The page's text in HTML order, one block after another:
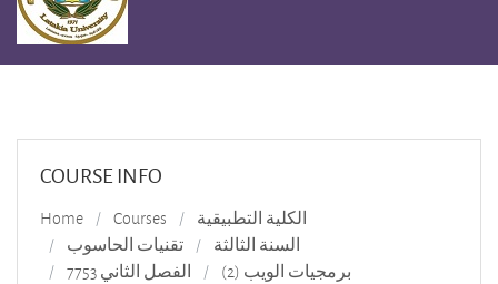
COURSE INFO
Home Courses
الكلية التطبيقية
تقنيات الحاسوب
السنة الثالثة
الفصل الثاني 7753
برمجيات الويب (2)